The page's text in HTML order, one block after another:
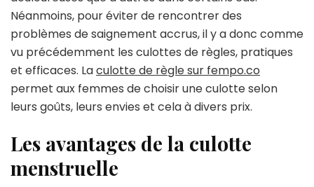
Néanmoins, pour éviter de rencontrer des
problèmes de saignement accrus, il y a donc comme
vu précédemment les culottes de règles, pratiques
et efficaces. Laculotte de règle sur fempo.co
permet aux femmes de choisir une culotte selon
leurs goûts, leurs envies et cela à divers prix.
Les avantages de la culotte
menstruelle